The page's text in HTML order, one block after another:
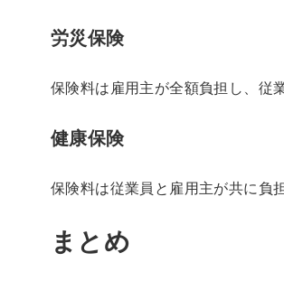
労災保険
保険料は雇用主が全額負担し、従
健康保険
保険料は従業員と雇用主が共に負
まとめ